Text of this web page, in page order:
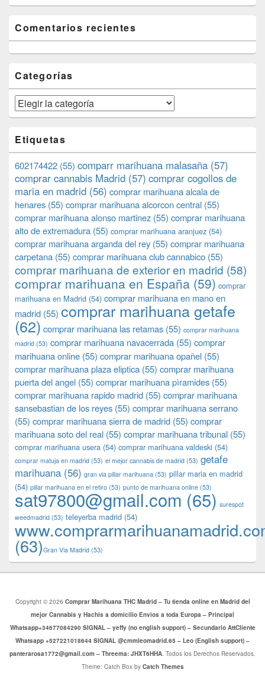
Comentarios recientes
Categorías
Categorías
Etiquetas
602174422 (55) comparr marihuana malasaña (57)
comprar cannabis Madrid (57) comprar cogollos de
maria en madrid (56) comprar marihuana alcala de
henares (55) comprar marihuana alcorcon central (55)
comprar marihuana alonso martinez (55) comprar marihuana
alto de extremadura (55) comprar marihuana aranjuez (54)
comprar marihuana arganda del rey (55) comprar marihuana
carpetana (55) comprar marihuana club cannabico (55)
comprar marihuana de exterior en madrid (58)
comprar marihuana en España (59) comprar
marihuana en Madrid (54) comprar marihuana en mano en
madrid (55) comprar marihuana getafe
(62) comprar marihuana las retamas (55) comprar marihuana
madrid (53) comprar marihuana navacerrada (55) comprar
marihuana online (55) comprar marihuana opañel (55)
comprar marihuana plaza eliptica (55) comprar marihuana
puerta del angel (55) comprar marihuana pìramides (55)
comprar marihuana rapido madrid (55) comprar marihuana
sansebastian de los reyes (55) comprar marihuana serrano
(55) comprar marihuana sierra de madrid (55) comprar
marihuana soto del real (55) comprar marihuana tribunal (55)
comprar marihuana usera (54) comprar marihuana valdeski (54)
comprar matuja en madrid (53) el mejor cannabis de madrid (53) getafe
marihuana (56) gran via pillar marihuana (53) pillar maria en madrid
(54) pillar marihuana en el retiro (53) punto de marihuana online (53)
sat97800@gmail.com (65) surespot
weedmadrid (53) teleyerba madrid (54)
(63)​​Gran Via Madrid (53)
Copyright © 2026 Comprar Marihuana THC Madrid – Tu tienda online en Madrid del
mejor Cannabis y Hachis a domicilio Envios a toda Europa – Principal
Whatsapp+34677084290 SIGNAL – yeffy (no english support) – Secundario AttCliente
Whatsapp +527221018644 SIGNAL @cmmleomadrid.65 – Leo (English support) –
panterarosa1772@gmail.com – Threema: JHXT6HHA. Todos los Derechos Reservados.
Theme: Catch Box by Catch Themes